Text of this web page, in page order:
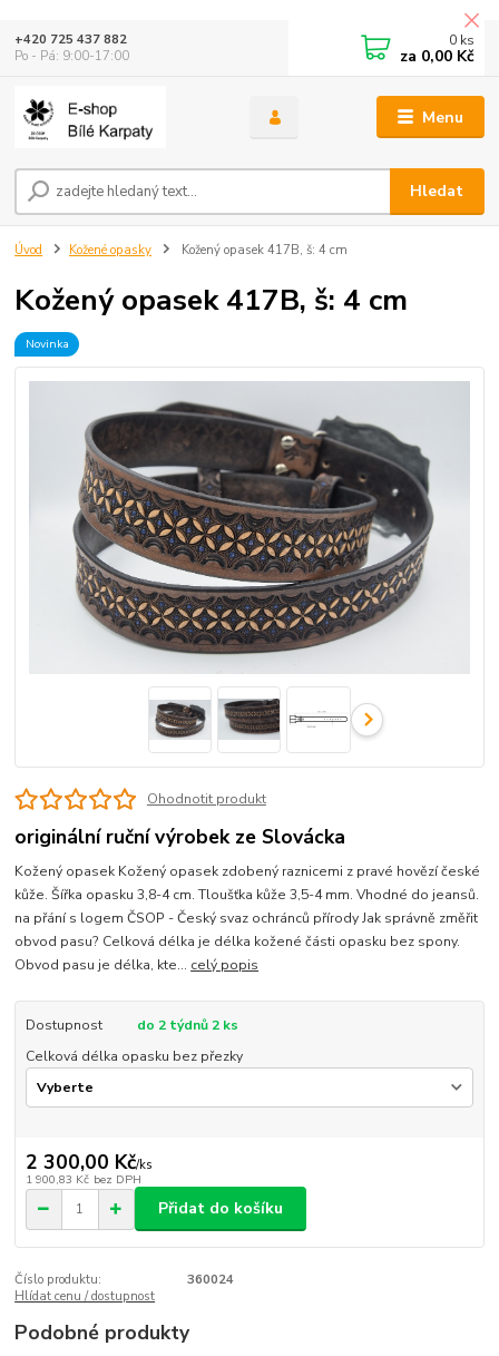
Menu
Hledat
+420 725 437 882
Po - Pá: 9:00-17:00
0 ks
za 0,00 Kč
Úvod Kožené opasky Kožený opasek 417B, š: 4 cm
Kožený opasek 417B, š: 4 cm
Novinka
Ohodnotit produkt
originální ruční výrobek ze Slovácka
Kožený opasek Kožený opasek zdobený raznicemi z pravé hovězí české
kůže. Šířka opasku 3,8-4 cm. Tloušťka kůže 3,5-4 mm. Vhodné do jeansů.
na přání s logem ČSOP - Český svaz ochránců přírody Jak správně změřit
obvod pasu? Celková délka je délka kožené části opasku bez spony.
Obvod pasu je délka, kte... celý popis
Dostupnost
do 2 týdnů 2 ks
Celková délka opasku bez přezky
2 300,00 Kč/ks
1 900,83 Kč bez DPH
Přidat do košíku
Číslo produktu:
360024
Hlídat cenu / dostupnost
Podobné produkty